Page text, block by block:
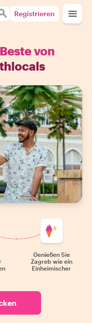
Registrieren
von
Genießen Sie
Zagreb wie ein
Einheimischer